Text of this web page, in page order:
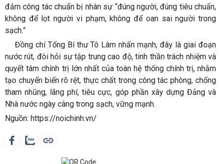
đảm công tác chuẩn bị nhân sự “đúng người, đúng tiêu chuẩn,
không để lọt người vi phạm, không để oan sai người trong
sạch.”
Đồng chí Tổng Bí thư Tô Lâm nhấn mạnh, đây là giai đoạn
nước rút, đòi hỏi sự tập trung cao độ, tinh thần trách nhiệm và
quyết tâm chính trị lớn nhất của toàn hệ thống chính trị, nhằm
tạo chuyển biến rõ rệt, thực chất trong công tác phòng, chống
tham nhũng, lãng phí, tiêu cực, góp phần xây dựng Đảng và
Nhà nước ngày càng trong sạch, vững mạnh.
Nguồn: https://noichinh.vn/